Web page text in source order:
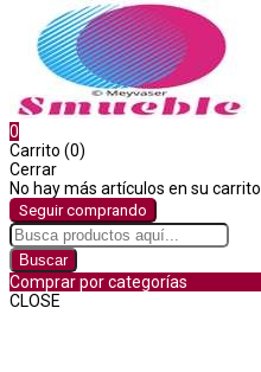
0
Carrito (0)
Cerrar
No hay más artículos en su carrito
Seguir comprando
Buscar
Comprar por categorías
CLOSE